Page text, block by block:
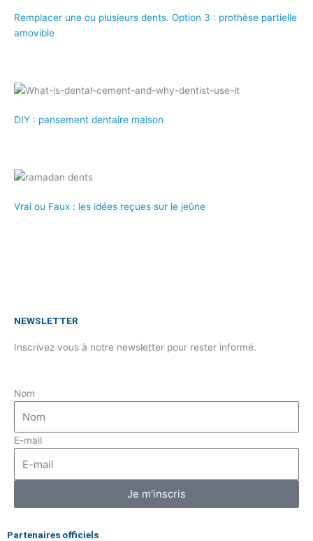
Remplacer une ou plusieurs dents. Option 3 : prothèse partielle
amovible
DIY : pansement dentaire maison
Vrai ou Faux : les idées reçues sur le jeûne
NEWSLETTER
Inscrivez vous à notre newsletter pour rester informé.
Nom
E-mail
Je m'inscris
Partenaires officiels